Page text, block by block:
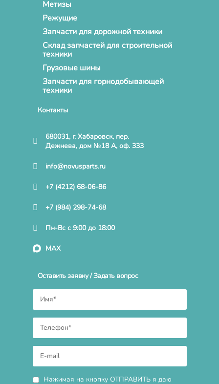
Метизы
Режущие
Запчасти для дорожной техники
Склад запчастей для строительной
техники
Грузовые шины
Запчасти для горнодобывающей
техники
Контакты
680031, г. Хабаровск, пер.
Дежнева, дом №18 А, оф. 333
info@novusparts.ru
+7 (4212) 68-06-86
+7 (984) 298-74-68
Пн-Вс с 9:00 до 18:00
MAX
Оставить заявку / Задать вопрос
Нажимая на кнопку ОТПРАВИТЬ я даю